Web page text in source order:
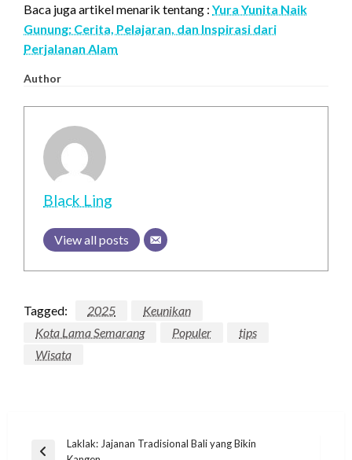
Baca juga artikel menarik tentang : Yura Yunita Naik
Gunung: Cerita, Pelajaran, dan Inspirasi dari
Perjalanan Alam
Author
Black Ling
View all posts
Tagged: 2025
Keunikan
Kota Lama Semarang
Populer
tips
Wisata
Post
Laklak: Jajanan Tradisional Bali yang Bikin